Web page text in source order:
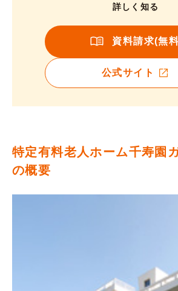
詳しく知る
資料請求(無
公式サイト
特定有料老人ホーム千寿園
の概要